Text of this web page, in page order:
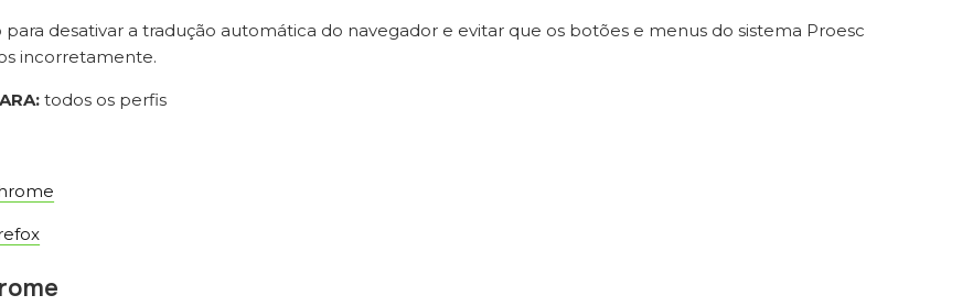
para desativar a tradução automática do navegador e evitar que os botões e menus do sistema Proesc
incorretamente.
todos os perfis